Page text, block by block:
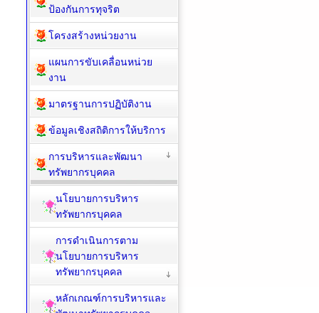
ป้องกันการทุจริต
โครงสร้างหน่วยงาน
แผนการขับเคลื่อนหน่วย
งาน
มาตรฐานการปฏิบัติงาน
ข้อมูลเชิงสถิติการให้บริการ
การบริหารและพัฒนา
ทรัพยากรบุคคล
นโยบายการบริหาร
ทรัพยากรบุคคล
การดำเนินการตาม
นโยบายการบริหาร
ทรัพยากรบุคคล
หลักเกณฑ์การบริหารและ